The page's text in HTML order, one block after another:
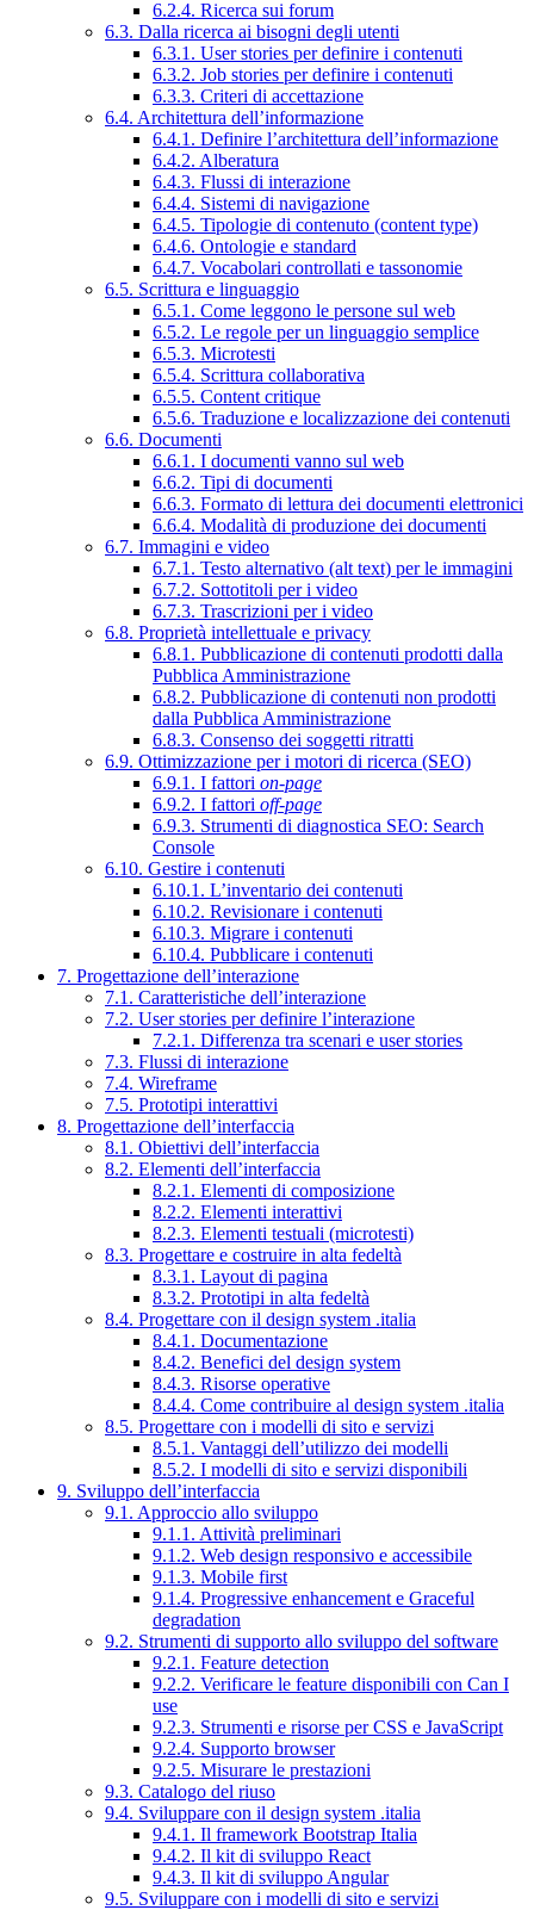
6.2.4. Ricerca sui forum
6.3. Dalla ricerca ai bisogni degli utenti
6.3.1. User stories per definire i contenuti
6.3.2. Job stories per definire i contenuti
6.3.3. Criteri di accettazione
6.4. Architettura dell’informazione
6.4.1. Definire l’architettura dell’informazione
6.4.2. Alberatura
6.4.3. Flussi di interazione
6.4.4. Sistemi di navigazione
6.4.5. Tipologie di contenuto (content type)
6.4.6. Ontologie e standard
6.4.7. Vocabolari controllati e tassonomie
6.5. Scrittura e linguaggio
6.5.1. Come leggono le persone sul web
6.5.2. Le regole per un linguaggio semplice
6.5.3. Microtesti
6.5.4. Scrittura collaborativa
6.5.5. Content critique
6.5.6. Traduzione e localizzazione dei contenuti
6.6. Documenti
6.6.1. I documenti vanno sul web
6.6.2. Tipi di documenti
6.6.3. Formato di lettura dei documenti elettronici
6.6.4. Modalità di produzione dei documenti
6.7. Immagini e video
6.7.1. Testo alternativo (alt text) per le immagini
6.7.2. Sottotitoli per i video
6.7.3. Trascrizioni per i video
6.8. Proprietà intellettuale e privacy
6.8.1. Pubblicazione di contenuti prodotti dalla
Pubblica Amministrazione
6.8.2. Pubblicazione di contenuti non prodotti
dalla Pubblica Amministrazione
6.8.3. Consenso dei soggetti ritratti
6.9. Ottimizzazione per i motori di ricerca (SEO)
6.9.1. I fattori on-page
6.9.2. I fattori off-page
6.9.3. Strumenti di diagnostica SEO: Search
Console
6.10. Gestire i contenuti
6.10.1. L’inventario dei contenuti
6.10.2. Revisionare i contenuti
6.10.3. Migrare i contenuti
6.10.4. Pubblicare i contenuti
7. Progettazione dell’interazione
7.1. Caratteristiche dell’interazione
7.2. User stories per definire l’interazione
7.2.1. Differenza tra scenari e user stories
7.3. Flussi di interazione
7.4. Wireframe
7.5. Prototipi interattivi
8. Progettazione dell’interfaccia
8.1. Obiettivi dell’interfaccia
8.2. Elementi dell’interfaccia
8.2.1. Elementi di composizione
8.2.2. Elementi interattivi
8.2.3. Elementi testuali (microtesti)
8.3. Progettare e costruire in alta fedeltà
8.3.1. Layout di pagina
8.3.2. Prototipi in alta fedeltà
8.4. Progettare con il design system .italia
8.4.1. Documentazione
8.4.2. Benefici del design system
8.4.3. Risorse operative
8.4.4. Come contribuire al design system .italia
8.5. Progettare con i modelli di sito e servizi
8.5.1. Vantaggi dell’utilizzo dei modelli
8.5.2. I modelli di sito e servizi disponibili
9. Sviluppo dell’interfaccia
9.1. Approccio allo sviluppo
9.1.1. Attività preliminari
9.1.2. Web design responsivo e accessibile
9.1.3. Mobile first
9.1.4. Progressive enhancement e Graceful
degradation
9.2. Strumenti di supporto allo sviluppo del software
9.2.1. Feature detection
9.2.2. Verificare le feature disponibili con Can I
use
9.2.3. Strumenti e risorse per CSS e JavaScript
9.2.4. Supporto browser
9.2.5. Misurare le prestazioni
9.3. Catalogo del riuso
9.4. Sviluppare con il design system .italia
9.4.1. Il framework Bootstrap Italia
9.4.2. Il kit di sviluppo React
9.4.3. Il kit di sviluppo Angular
9.5. Sviluppare con i modelli di sito e servizi